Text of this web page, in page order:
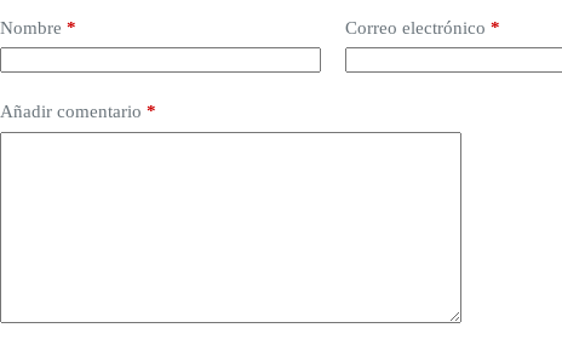
Nombre * Correo electrónico *
Añadir comentario *